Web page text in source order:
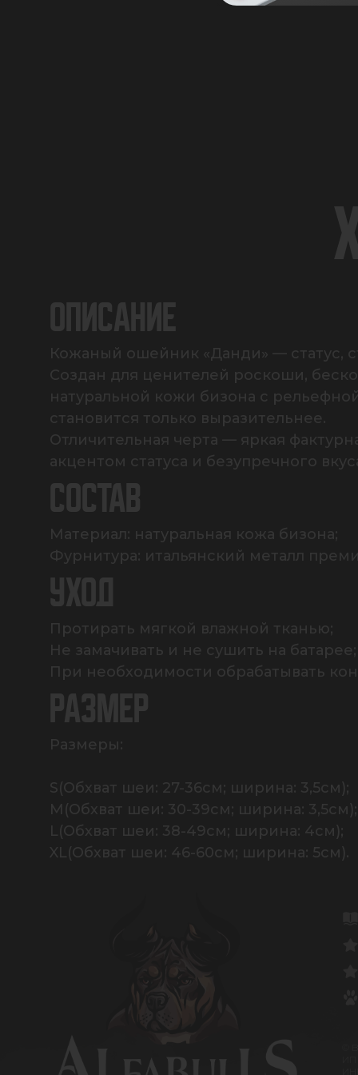
ОПИСАНИЕ
Кожаный ошейник «Данди» — статус,
Создан для ценителей роскоши,
натуральной кожи бизона с
становится только выразительнее.
Отличительная черта — яркая
акцентом статуса и безупречного
СОСТАВ
Материал: натуральная кожа бизона;
Фурнитура: итальянский металл
УХОД
Протирать мягкой влажной тканью;
Не замачивать и не сушить на батарее;
При необходимости обрабатывать
РАЗМЕР
Размеры:
S(Обхват шеи: 27-36см; ширина: 3,5см);
M(Обхват шеи: 30-39см; ширина: 3,5см);
L(Обхват шеи: 38-49см; ширина: 4см);
XL(Обхват шеи: 46-60см; ширина: 5см).